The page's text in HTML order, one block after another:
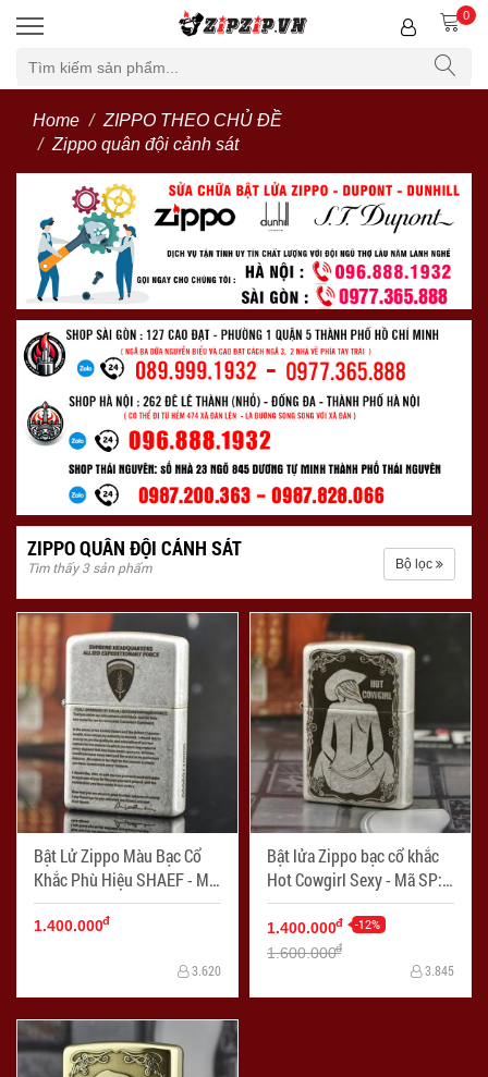
0
Home
ZIPPO THEO CHỦ ĐỀ
Zippo quân đội cảnh sát
ZIPPO QUÂN ĐỘI CẢNH SÁT
Tìm thấy 3 sản phẩm Bộ lọc
Bật Lử Zippo Màu Bạc Cổ
Khắc Phù Hiệu SHAEF - Mã
SP: ZPC1777
1.400.000đ
3.620
Bật lửa Zippo bạc cổ khắc
Hot Cowgirl Sexy - Mã SP:
ZPC0852
1.400.000đ -12%
1.600.000đ
3.845